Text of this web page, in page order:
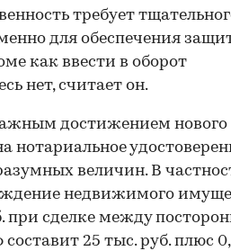
требует
для обеспечения
как ввести в оборот
нет, считает он.
достижением нового
нотариальное
величин. В
недвижимого
при сделке между
25 тыс. руб. плюс